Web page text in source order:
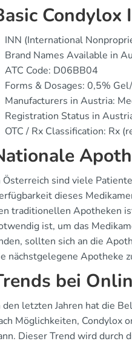
Condylox
INN (International
Brand Names Available in
ATC Code: D06BB04
Forms & Dosages: 0,5%
Manufacturers in Austria:
Registration Status in
OTC / Rx Classification: Rx
Österreich sind viele
dieses
traditionellen Apotheken
ist, um das
sollten sich an die
nächstgelegene Apotheke
bei
den letzten Jahren hat die
Möglichkeiten, Condylox
Dieser Trend wird durch